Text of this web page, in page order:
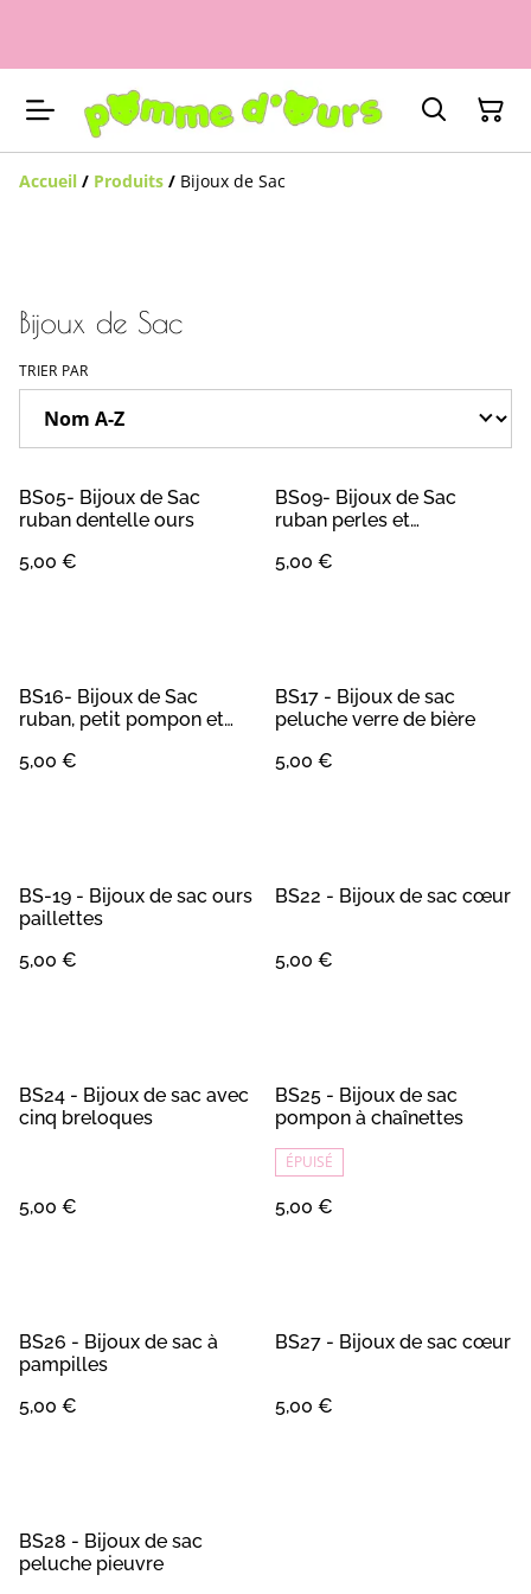
Accueil / Produits / Bijoux de Sac
Bijoux de Sac
TRIER PAR
BS05- Bijoux de Sac
ruban dentelle ours
5,00 €
BS09- Bijoux de Sac
ruban perles et
5,00 €
BS16- Bijoux de Sac
ruban, petit pompon et
5,00 €
BS17 - Bijoux de sac
peluche verre de bière
5,00 €
BS-19 - Bijoux de sac ours
paillettes
5,00 €
BS22 - Bijoux de sac cœur
5,00 €
BS24 - Bijoux de sac avec
cinq breloques
5,00 €
BS25 - Bijoux de sac
pompon à chaînettes
ÉPUISÉ
5,00 €
BS26 - Bijoux de sac à
pampilles
5,00 €
BS27 - Bijoux de sac cœur
5,00 €
BS28 - Bijoux de sac
peluche pieuvre